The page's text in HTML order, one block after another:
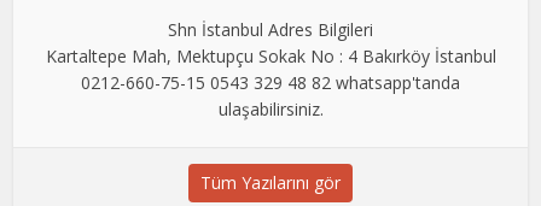
Shn İstanbul Adres Bilgileri
Kartaltepe Mah, Mektupçu Sokak No : 4 Bakırköy İstanbul
0212-660-75-15 0543 329 48 82 whatsapp'tanda
ulaşabilirsiniz.
Tüm Yazılarını gör